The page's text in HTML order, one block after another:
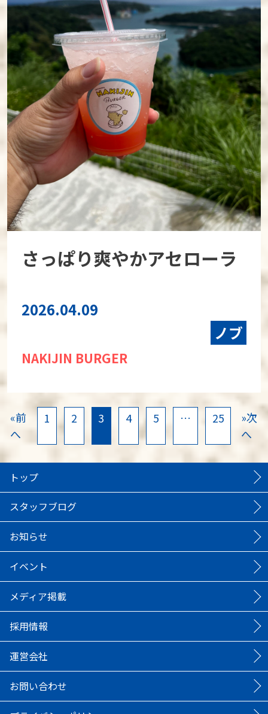
さっぱり爽やかアセローラ
2026.04.09
ノブ
NAKIJIN BURGER
«前
へ
1 2 3 4 5 … 25
»次
へ
トップ
スタッフブログ
お知らせ
イベント
メディア掲載
採用情報
運営会社
お問い合わせ